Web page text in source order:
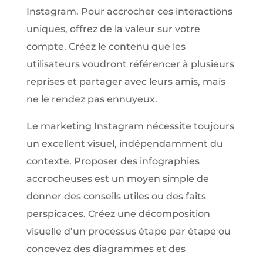
Instagram. Pour accrocher ces interactions
uniques, offrez de la valeur sur votre
compte. Créez le contenu que les
utilisateurs voudront référencer à plusieurs
reprises et partager avec leurs amis, mais
ne le rendez pas ennuyeux.
Le marketing Instagram nécessite toujours
un excellent visuel, indépendamment du
contexte. Proposer des infographies
accrocheuses est un moyen simple de
donner des conseils utiles ou des faits
perspicaces. Créez une décomposition
visuelle d’un processus étape par étape ou
concevez des diagrammes et des